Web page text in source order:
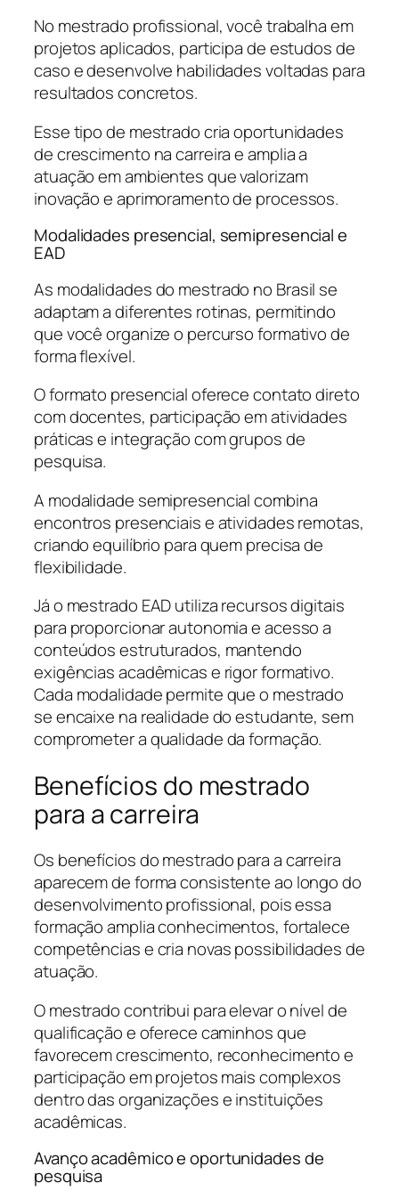
No mestrado profissional, você trabalha em
projetos aplicados, participa de estudos de
caso e desenvolve habilidades voltadas para
resultados concretos.
Esse tipo de mestrado cria oportunidades
de crescimento na carreira e amplia a
atuação em ambientes que valorizam
inovação e aprimoramento de processos.
Modalidades presencial, semipresencial e
EAD
As modalidades do mestrado no Brasil se
adaptam a diferentes rotinas, permitindo
que você organize o percurso formativo de
forma flexível.
O formato presencial oferece contato direto
com docentes, participação em atividades
práticas e integração com grupos de
pesquisa.
A modalidade semipresencial combina
encontros presenciais e atividades remotas,
criando equilíbrio para quem precisa de
flexibilidade.
Já o mestrado EAD utiliza recursos digitais
para proporcionar autonomia e acesso a
conteúdos estruturados, mantendo
exigências acadêmicas e rigor formativo.
Cada modalidade permite que o mestrado
se encaixe na realidade do estudante, sem
comprometer a qualidade da formação.
Benefícios do mestrado
para a carreira
Os benefícios do mestrado para a carreira
aparecem de forma consistente ao longo do
desenvolvimento profissional, pois essa
formação amplia conhecimentos, fortalece
competências e cria novas possibilidades de
atuação.
O mestrado contribui para elevar o nível de
qualificação e oferece caminhos que
favorecem crescimento, reconhecimento e
participação em projetos mais complexos
dentro das organizações e instituições
acadêmicas.
Avanço acadêmico e oportunidades de
pesquisa